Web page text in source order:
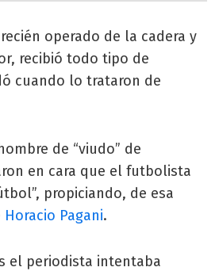
operado de la cadera y
recibió todo tipo de
cuando lo trataron de
de “viudo” de
en cara que el futbolista
propiciando, de esa
Horacio Pagani.
el periodista intentaba